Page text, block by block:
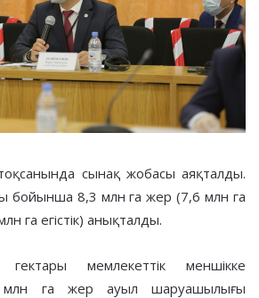
сынақ жобасы аяқталды.
8,3 млн га жер (7,6 млн га
га егістік) анықталды.
мемлекеттік меншікке
млн га жер ауыл шаруашылығы